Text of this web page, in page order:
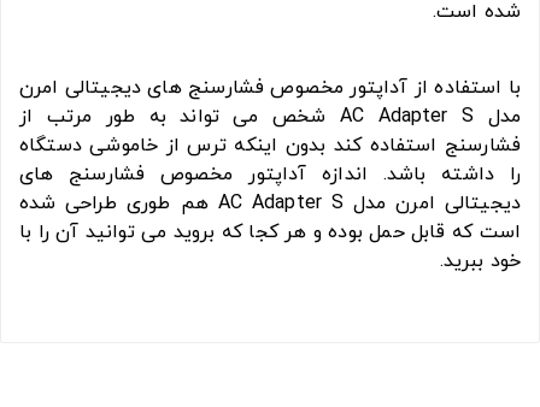
شده است.
با استفاده از آداپتور مخصوص فشارسنج های دیجیتالی امرن
مدل AC Adapter S شخص می تواند به طور مرتب از
فشارسنج استفاده کند بدون اینکه ترس از خاموشی دستگاه
را داشته باشد. اندازه آداپتور مخصوص فشارسنج های
دیجیتالی امرن مدل AC Adapter S هم طوری طراحی شده
است که قابل حمل بوده و هر کجا که بروید می توانید آن را با
خود ببرید.